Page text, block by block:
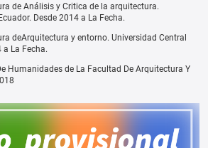
de Análisis y Critica de la arquitectura.
Desde 2014 a La Fecha.
deArquitectura y entorno. Universidad Central
a La Fecha.
Humanidades de La Facultad De Arquitectura Y